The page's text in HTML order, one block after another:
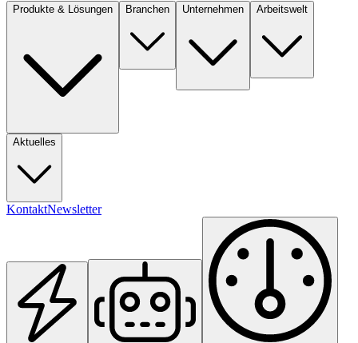
Produkte & Lösungen Branchen Unternehmen Arbeitswelt
Aktuelles
KontaktNewsletter